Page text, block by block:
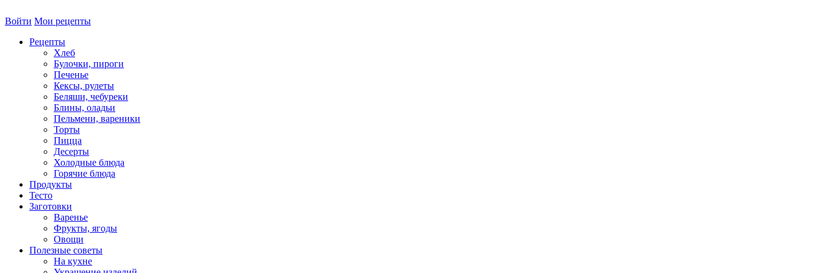
Войти Мои рецепты
Рецепты
Хлеб
Булочки, пироги
Печенье
Кексы, рулеты
Беляши, чебуреки
Блины, оладьи
Пельмени, вареники
Торты
Пицца
Десерты
Холодные блюда
Горячие блюда
Продукты
Тесто
Заготовки
Варенье
Фрукты, ягоды
Овощи
Полезные советы
На кухне